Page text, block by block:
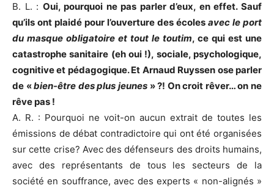
B. L. : Oui, pourquoi ne pas parler d’eux, en effet. Sauf
qu’ils ont plaidé pour l’ouverture des écoles avec le port
du masque obligatoire et tout le toutim, ce qui est une
catastrophe sanitaire (eh oui !), sociale, psychologique,
cognitive et pédagogique. Et Arnaud Ruyssen ose parler
de «bien-être des plus jeunes» ?! On croit rêver… on ne
rêve pas !
A. R. : Pourquoi ne voit-on aucun extrait de toutes les
émissions de débat contradictoire qui ont été organisées
sur cette crise? Avec des défenseurs des droits humains,
avec des représentants de tous les secteurs de la
société en souffrance, avec des experts « non-alignés »